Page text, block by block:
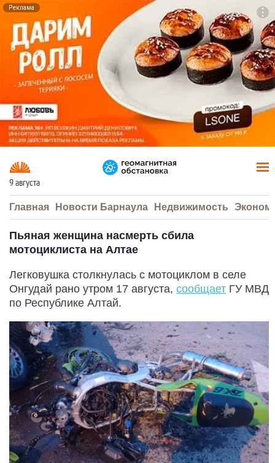
Реклама
9 августа
Главная Новости Барнаула Недвижимость
Пьяная женщина насмерть сбила
мотоциклиста на Алтае
Легковушка столкнулась с мотоциклом в селе
Онгудай рано утром 17 августа, сообщает ГУ МВД
по Республике Алтай.